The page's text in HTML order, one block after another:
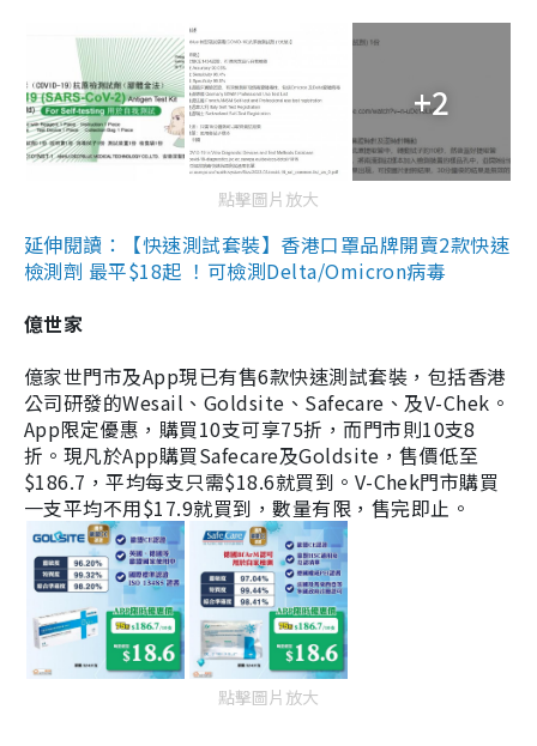
+2
點擊圖片放大
延伸閱讀：【快速測試套裝】香港口罩品牌開賣2款快速
檢測劑 最平$18起 ！可檢測Delta/Omicron病毒
億世家
億家世門市及App現已有售6款快速測試套裝，包括香港
公司研發的Wesail、Goldsite、Safecare、及V-Chek。
App限定優惠，購買10支可享75折，而門市則10支8
折。現凡於App購買Safecare及Goldsite，售價低至
$186.7，平均每支只需$18.6就買到。V-Chek門市購買
一支平均不用$17.9就買到，數量有限，售完即止。
點擊圖片放大